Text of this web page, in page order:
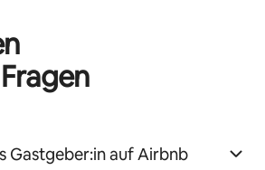
Gastgeber:in auf Airbnb